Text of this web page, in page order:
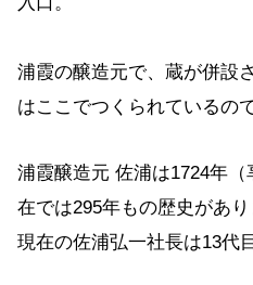
浦霞の醸造元で、蔵が併設
はここでつくられているので
浦霞醸造元 佐浦は1724年
在では295年もの歴史があり
現在の佐浦弘一社長は13代